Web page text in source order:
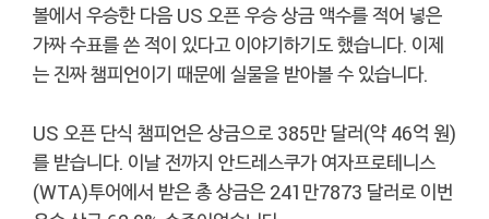
볼에서 우승한 다음 US 오픈 우승 상금 액수를 적어 넣은
가짜 수표를 쓴 적이 있다고 이야기하기도 했습니다. 이제
는 진짜 챔피언이기 때문에 실물을 받아볼 수 있습니다.
US 오픈 단식 챔피언은 상금으로 385만 달러(약 46억 원)
를 받습니다. 이날 전까지 안드레스쿠가 여자프로테니스
(WTA)투어에서 받은 총 상금은 241만7873 달러로 이번